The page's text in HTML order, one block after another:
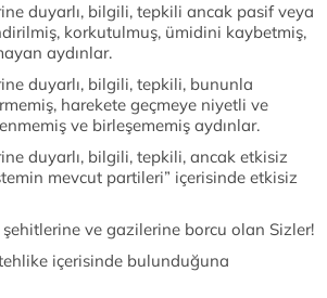
duyarlı, bilgili, tepkili ancak pasif veya
korkutulmuş, ümidini kaybetmiş,
aydınlar.
duyarlı, bilgili, tepkili, bununla
harekete geçmeye niyetli ve
ve birleşememiş aydınlar.
duyarlı, bilgili, tepkili, ancak etkisiz
mevcut partileri” içerisinde etkisiz
ve gazilerine borcu olan Sizler!
içerisinde bulunduğuna